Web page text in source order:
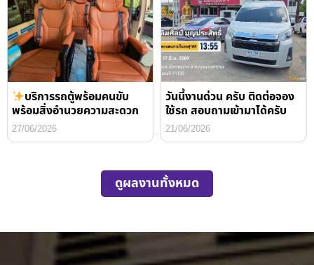
บริการรถตู้พร้อมคนขับ
พร้อมสิ่งอำนวยความสะดวก
27/06/2026
วันนี้งานด่วน ครับ ติดต่อจอง
ใช้รถ สอบถามเข้ามาได้ครับ
21/06/2026
ดูผลงานทั้งหมด